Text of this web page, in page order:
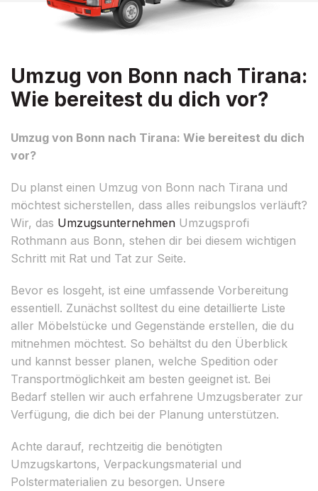
Umzug von Bonn nach Tirana:
Wie bereitest du dich vor?
Umzug von Bonn nach Tirana: Wie bereitest du dich
vor?
Du planst einen Umzug von Bonn nach Tirana und
möchtest sicherstellen, dass alles reibungslos verläuft?
Wir, das Umzugsunternehmen Umzugsprofi
Rothmann aus Bonn, stehen dir bei diesem wichtigen
Schritt mit Rat und Tat zur Seite.
Bevor es losgeht, ist eine umfassende Vorbereitung
essentiell. Zunächst solltest du eine detaillierte Liste
aller Möbelstücke und Gegenstände erstellen, die du
mitnehmen möchtest. So behältst du den Überblick
und kannst besser planen, welche Spedition oder
Transportmöglichkeit am besten geeignet ist. Bei
Bedarf stellen wir auch erfahrene Umzugsberater zur
Verfügung, die dich bei der Planung unterstützen.
Achte darauf, rechtzeitig die benötigten
Umzugskartons, Verpackungsmaterial und
Polstermaterialien zu besorgen. Unsere